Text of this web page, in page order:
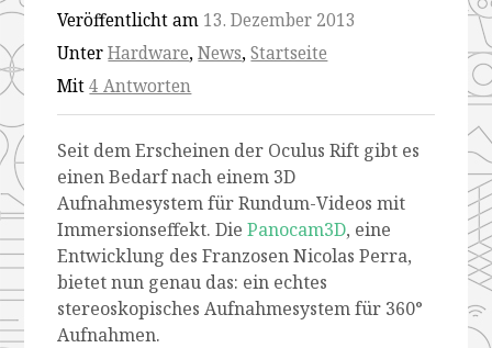
Veröffentlicht am 13. Dezember 2013
UnterHardware,News,Startseite
Mit4 Antworten
Seit dem Erscheinen der Oculus Rift gibt es
einen Bedarf nach einem 3D
Aufnahmesystem für Rundum-Videos mit
Immersionseffekt. DiePanocam3D, eine
Entwicklung des Franzosen Nicolas Perra,
bietet nun genau das: ein echtes
stereoskopisches Aufnahmesystem für 360°
Aufnahmen.